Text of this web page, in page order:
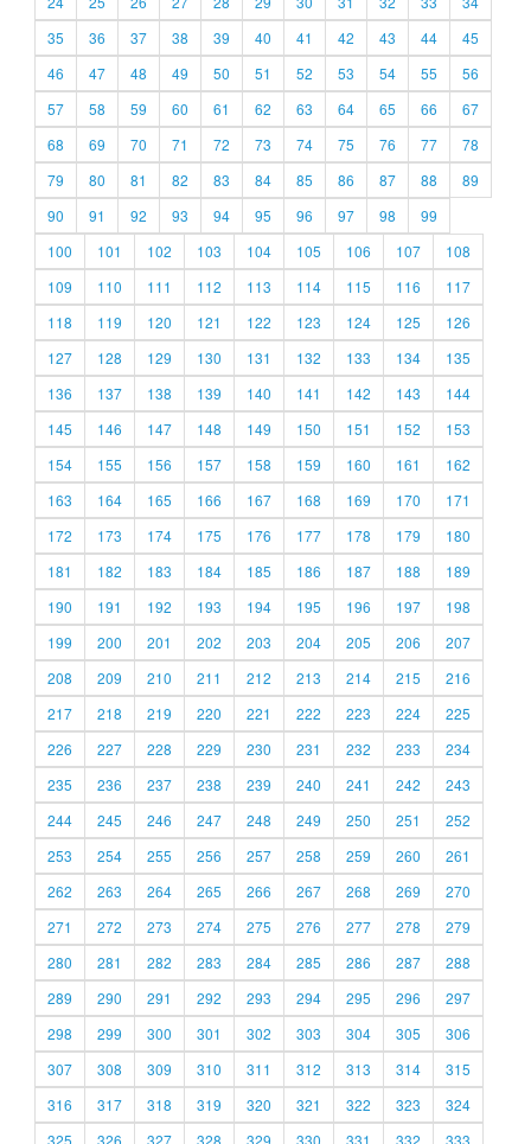
35
36 37 38 39 40 41 42 43 44
45
46
47 48 49 50 51 52 53 54 55
56
57
58 59 60 61 62 63 64 65 66
67
68
69 70 71 72 73 74 75 76 77
78
79
80 81 82 83 84 85 86 87 88
89
90
91 92 93 94 95 96 97 98
99
100
101 102 103 104 105 106 107
108
109
110 111 112 113 114 115 116
117
118
119 120 121 122 123 124 125
126
127
128 129 130 131 132 133 134
135
136
137 138 139 140 141 142 143
144
145
146 147 148 149 150 151 152
153
154
155 156 157 158 159 160 161
162
163
164 165 166 167 168 169 170
171
172
173 174 175 176 177 178 179
180
181
182 183 184 185 186 187 188
189
190
191 192 193 194 195 196 197
198
199
200 201 202 203 204 205 206
207
208
209 210 211 212 213 214 215
216
217
218 219 220 221 222 223 224
225
226
227 228 229 230 231 232 233
234
235
236 237 238 239 240 241 242
243
244
245 246 247 248 249 250 251
252
253
254 255 256 257 258 259 260
261
262
263 264 265 266 267 268 269
270
271
272 273 274 275 276 277 278
279
280
281 282 283 284 285 286 287
288
289
290 291 292 293 294 295 296
297
298
299 300 301 302 303 304 305
306
307
308 309 310 311 312 313 314
315
316
317 318 319 320 321 322 323
324
325
326 327 328 329 330 331 332 333